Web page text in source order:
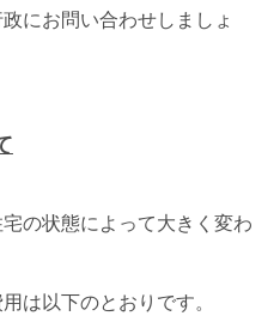
にお問い合わせしましょ
の状態によって大きく変わ
は以下のとおりです。